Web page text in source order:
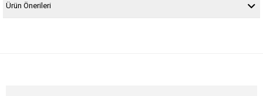
Ürün Önerileri